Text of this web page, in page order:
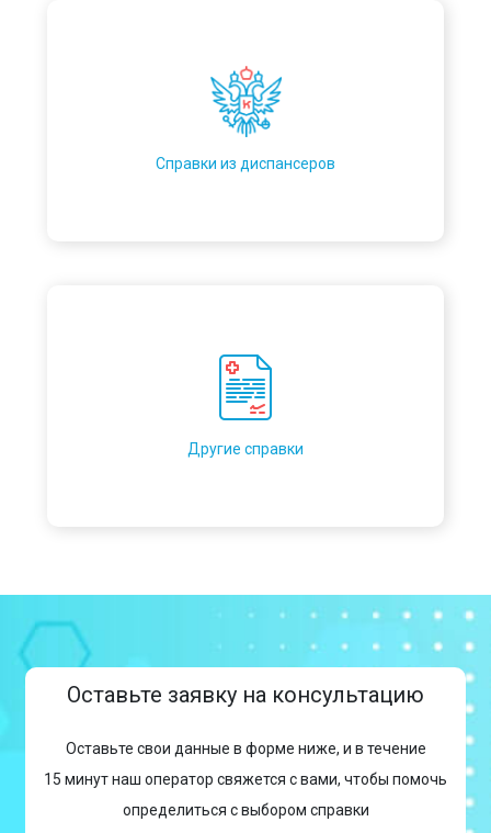
Справки из диспансеров
Другие справки
Оставьте заявку на консультацию
Оставьте свои данные в форме ниже, и в течение
15 минут наш оператор свяжется с вами, чтобы помочь
определиться с выбором справки